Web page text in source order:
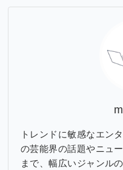
トレンドに敏感なエン
の芸能界の話題やニュ
まで、幅広いジャンル